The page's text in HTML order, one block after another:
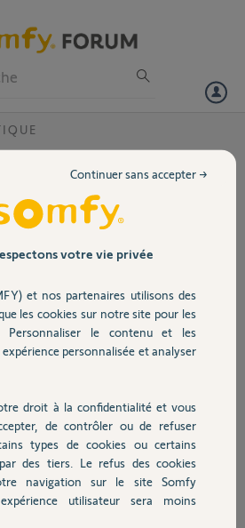
plus d alerte sur le
confirment l activation l'arrêt
ce que je n'ai plus actuellement depuis
que les caméras
par cet anomalie
au fil de discussion
votre vie privée
et nos partenaires utilisons des
les cookies sur notre site pour les
Personnaliser le contenu et les
personnalisée et analyser
droit à la confidentialité et vous
de contrôler ou de refuser
types de cookies ou certains
des tiers. Le refus des cookies
navigation sur le site Somfy
utilisateur sera moins
Continuer sans accepter →